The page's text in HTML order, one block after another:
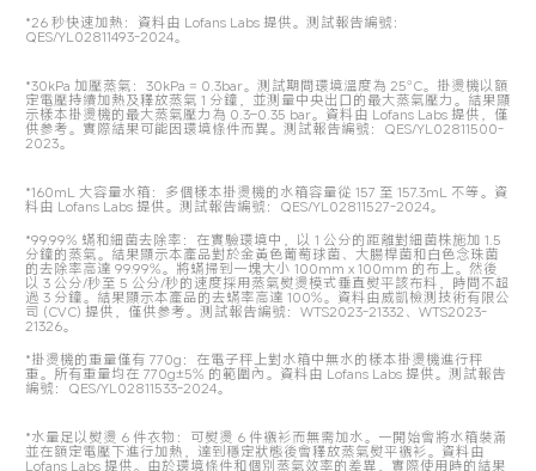
*26 秒快速加熱：資料由 Lofans Labs 提供。測試報告編號：
QES/YL02811493-2024。
*30kPa 加壓蒸氣：30kPa = 0.3bar。測試期間環境溫度為 25°C。掛燙機以額
定電壓持續加熱及釋放蒸氣 1 分鐘，並測量中央出口的最大蒸氣壓力。結果顯
示樣本掛燙機的最大蒸氣壓力為 0.3–0.35 bar。資料由 Lofans Labs 提供，僅
供參考。實際結果可能因環境條件而異。測試報告編號：QES/YL02811500-
2023。
*160mL 大容量水箱：多個樣本掛燙機的水箱容量從 157 至 157.3mL 不等。資
料由 Lofans Labs 提供。測試報告編號：QES/YL02811527-2024。
*99.99% 蟎和細菌去除率：在實驗環境中，以 1 公分的距離對細菌株施加 1.5
分鐘的蒸氣。結果顯示本產品對於金黃色葡萄球菌、大腸桿菌和白色念珠菌
的去除率高達 99.99%。將蟎掃到一塊大小 100mm x 100mm 的布上。然後
以 3 公分/秒至 5 公分/秒的速度採用蒸氣熨燙模式垂直熨平該布料，時間不超
過 3 分鐘。結果顯示本產品的去蟎率高達 100%。資料由威凱檢測技術有限公
司 (CVC) 提供，僅供參考。測試報告編號：WTS2023-21332、WTS2023-
21326。
*掛燙機的重量僅有 770g：在電子秤上對水箱中無水的樣本掛燙機進行秤
重。所有重量均在 770g±5% 的範圍內。資料由 Lofans Labs 提供。測試報告
編號：QES/YL02811533-2024。
*水量足以熨燙 6 件衣物：可熨燙 6 件襯衫而無需加水。一開始會將水箱裝滿
並在額定電壓下進行加熱，達到穩定狀態後會釋放蒸氣熨平襯衫。資料由
Lofans Labs 提供。由於環境條件和個別蒸氣效率的差異，實際使用時的結果